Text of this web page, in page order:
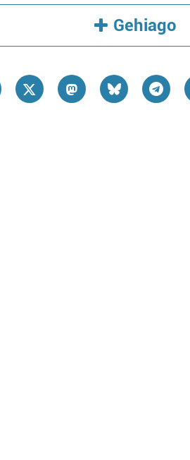
Gehiago